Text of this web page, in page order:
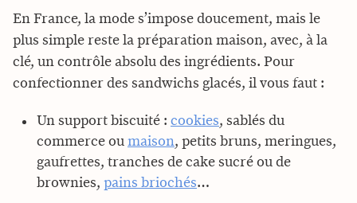
En France, la mode s’impose doucement, mais le
plus simple reste la préparation maison, avec, à la
clé, un contrôle absolu des ingrédients. Pour
confectionner des sandwichs glacés, il vous faut :
Un support biscuité : cookies, sablés du
commerce ou maison, petits bruns, meringues,
gaufrettes, tranches de cake sucré ou de
brownies, pains briochés…